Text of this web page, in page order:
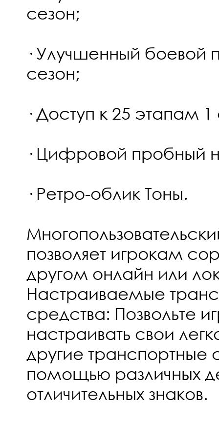
сезон;
· Улучшенный боевой
сезон;
· Доступ к 25 этапам
· Цифровой пробный
· Ретро-облик Тоны.
позволяет игрокам
другом онлайн или
Настраиваемые
средства: Позвольте
настраивать свои
другие транспортные
помощью различных
отличительных знаков.